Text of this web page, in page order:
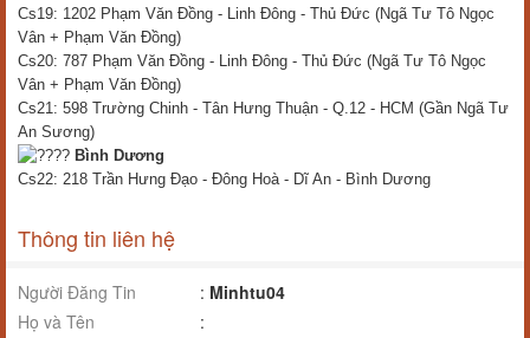
Cs19: 1202 Phạm Văn Đồng - Linh Đông - Thủ Đức (Ngã Tư Tô Ngọc
Vân + Phạm Văn Đồng)
Cs20: 787 Phạm Văn Đồng - Linh Đông - Thủ Đức (Ngã Tư Tô Ngọc
Vân + Phạm Văn Đồng)
Cs21: 598 Trường Chinh - Tân Hưng Thuận - Q.12 - HCM (Gần Ngã Tư
An Sương)
Bình Dương
Cs22: 218 Trần Hưng Đạo - Đông Hoà - Dĩ An - Bình Dương
Thông tin liên hệ
Người Đăng Tin : Minhtu04
Họ và Tên
: